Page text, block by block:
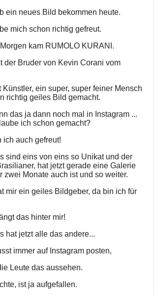
ein neues Bild bekommen heute.
mich schon richtig gefreut.
kam RUMOLO KURANI.
der Bruder von Kevin Corani vom
Künstler, ein super, super feiner Mensch
richtig geiles Bild gemacht.
das ja dann noch mal in Instagram ...
ich schon gemacht?
ich auch gefreut!
sind eins von eins so Unikat und der
hat jetzt gerade eine Galerie
zwei Monate auch ist und so weiter.
mir ein geiles Bildgeber, da bin ich für
das hinter mir!
hat jetzt alle das andere...
immer auf Instagram posten,
Leute das aussehen.
ist ja aufgefallen.